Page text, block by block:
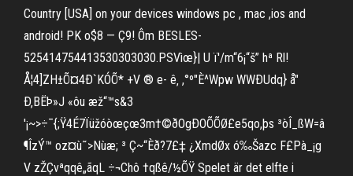
Country [USA] on your devices windows pc , mac ,ios and
android! PK o$8 — Ç9! Ôm BESLES-
525414754413530303030.PSVìœ}| U ï'/m“6¡“š” hª Rl!
Å¦4]ZH±Õ¤4Ð`KÓÕ* +V ­® e- ê‚ ,°º"È^Wpw WWÐUdq} å"
Ð‚BËÞ»J «ôu æž“™s&3
'¡~>÷¯{;Ÿ4É7Ïüžóòœçœ3m†©ðOgÐOÕÕØ£e5qo,þs ³òÎ_ßW=â
¶ÎzÝ™ oz¤ù˜>Nùæ; ³ Ç~“Èð?7£‡ ¿XmdØx ó‰Šazc F£Pà_¡g
V zŽÇvªqqê„ãqL ÷¬Chô †qßê/½ÕŸ Spelet är det elfte i